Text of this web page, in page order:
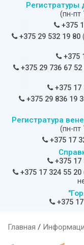
Регистратуры
(пн-пт
+375
+375 29 532 19 80
+375
+375 29 736 67 52
+375 17
+375 29 836 19
Регистратура
(пн-пт
+375 17
+375 17
+375 17 324 55 20
+375
Главная /